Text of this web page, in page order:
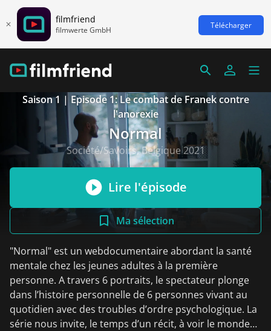
filmfriend
filmwerte GmbH Télécharger
Saison 1 | Episode 1: Le combat de Franek contre
l'anorexie
Normal
Société/Savoirs, Belgique 2021
Lire l'épisode
Ma sélection
"Normal" est un webdocumentaire abordant la santé
mentale chez les jeunes adultes à la première
personne. A travers 6 portraits, le spectateur plonge
dans l’histoire personnelle de 6 personnes vivant au
quotidien avec des troubles d’ordre psychologique. La
série nous invite, le temps d’un récit, à voir le monde